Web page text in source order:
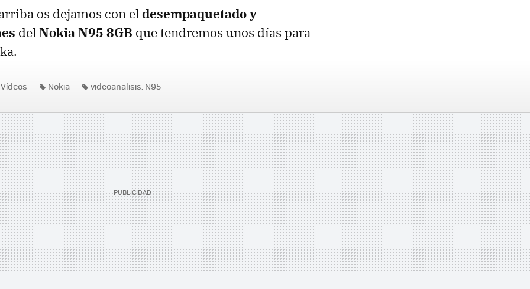
os dejamos con eldesempaquetado y
delNokia N95 8GB que tendremos unos días para
Vídeos Nokia videoanalisis. N95